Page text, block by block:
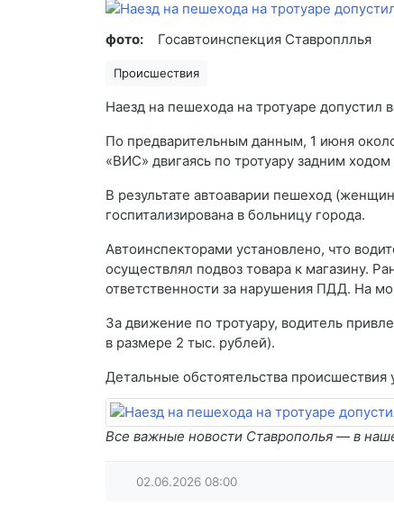
фото: Госавтоинспекция Ставропллья
Происшествия
Наезд на пешехода на тротуаре допустил
По предварительным данным, 1 июня
«ВИС» двигаясь по тротуару задним
В результате автоаварии пешеход
госпитализирована в больницу города.
Автоинспекторами установлено, что
осуществлял подвоз товара к магазину.
ответственности за нарушения ПДД. На
За движение по тротуару, водитель
в размере 2 тыс. рублей).
Детальные обстоятельства происшествия
Все важные новости Ставрополья — в
02.06.2026 08:00